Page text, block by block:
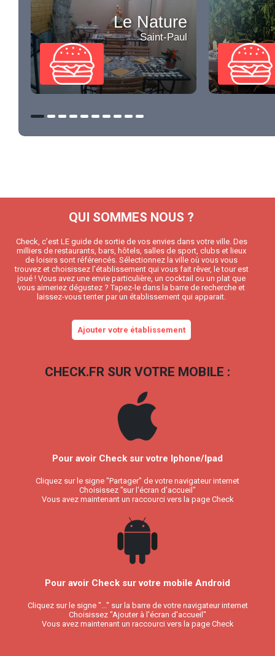
Le Nature
Saint-Paul
QUI SOMMES NOUS ?
Check, c’est LE guide de sortie de vos envies dans votre ville. Des
milliers de restaurants, bars, hôtels, salles de sport, clubs et lieux
de loisirs sont référencés. Sélectionnez la ville où vous vous
trouvez et choisissez l’établissement qui vous fait rêver, le tour est
joué ! Vous avez une envie particulière, un cocktail ou un plat que
vous aimeriez dégustez ? Tapez-le dans la barre de recherche et
laissez-vous tenter par un établissement qui apparait.
Ajouter votre établissement
CHECK.FR SUR VOTRE MOBILE :
Pour avoir Check sur votre Iphone/Ipad
Cliquez sur le signe "Partager" de votre navigateur internet
Choisissez "sur l'écran d'accueil"
Vous avez maintenant un raccourci vers la page Check
Pour avoir Check sur votre mobile Android
Cliquez sur le signe "..." sur la barre de votre navigateur internet
Choisissez "Ajouter à l'écran d'accueil"
Vous avez maintenant un raccourci vers la page Check